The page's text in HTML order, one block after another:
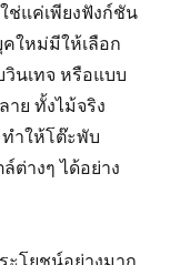
ช่แค่เพียงฟังก์ชัน
ใหม่มีให้เลือก
นเทจ หรือแบบ
าย ทั้งไม้จริง
ำให้โต๊ะพับ
ต่างๆ ได้อย่าง
ะโยชน์อย่างมาก